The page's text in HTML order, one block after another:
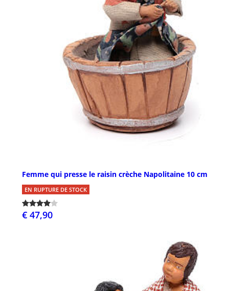
Femme qui presse le raisin crèche Napolitaine 10 cm
EN RUPTURE DE STOCK
€ 47,90